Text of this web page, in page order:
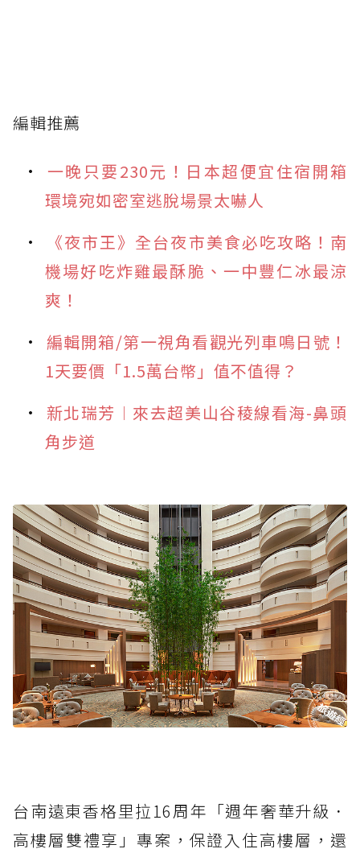
編輯推薦
一晚只要230元！日本超便宜住宿開箱
環境宛如密室逃脫場景太嚇人
《夜市王》全台夜市美食必吃攻略！南
機場好吃炸雞最酥脆、一中豐仁冰最涼
爽！
編輯開箱/第一視角看觀光列車鳴日號！
1天要價「1.5萬台幣」值不值得？
新北瑞芳︱來去超美山谷稜線看海-鼻頭
角步道
台南遠東香格里拉16周年「週年奢華升級．
高樓層雙禮享」專案，保證入住高樓層，還